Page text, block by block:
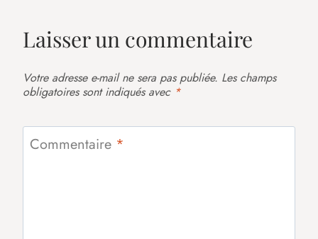
Laisser un commentaire
Votre adresse e-mail ne sera pas publiée. Les champs
obligatoires sont indiqués avec *
Commentaire *